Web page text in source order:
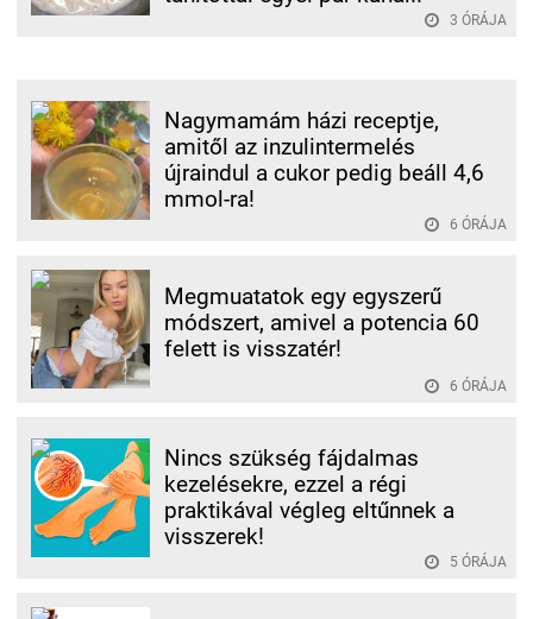
3 ÓRÁJA
Nagymamám házi receptje,
amitől az inzulintermelés
újraindul a cukor pedig beáll 4,6
mmol-ra!
6 ÓRÁJA
Megmuatatok egy egyszerű
módszert, amivel a potencia 60
felett is visszatér!
6 ÓRÁJA
Nincs szükség fájdalmas
kezelésekre, ezzel a régi
praktikával végleg eltűnnek a
visszerek!
5 ÓRÁJA